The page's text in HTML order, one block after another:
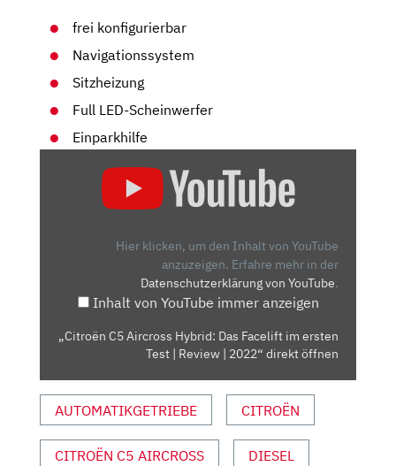
frei konfigurierbar
Navigationssystem
Sitzheizung
Full LED-Scheinwerfer
Einparkhilfe
AIRCROSS
ERSTEN
TEST
|
2022“
YOUTUBE
Hier klicken, um den Inhalt von YouTube
anzuzeigen. Erfahre mehr in der
Datenschutzerklärung von YouTube.
Inhalt von YouTube immer anzeigen
„Citroën C5 Aircross Hybrid: Das Facelift im ersten
Test | Review | 2022“ direkt öffnen
AUTOMATIKGETRIEBE CITROËN
CITROËN C5 AIRCROSS DIESEL